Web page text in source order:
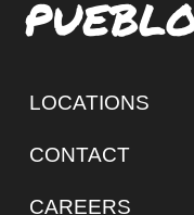
LOCATIONS
CONTACT
CAREERS